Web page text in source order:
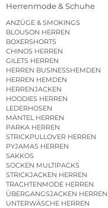
Herrenmode & Schuhe
ANZÜGE & SMOKINGS
BLOUSON HERREN
BOXERSHORTS
CHINOS HERREN
GILETS HERREN
HERREN BUSINESSHEMDEN
HERREN HEMDEN
HERRENJACKEN
HOODIES HERREN
LEDERHOSEN
MÄNTEL HERREN
PARKA HERREN
STRICKPULLOVER HERREN
PYJAMAS HERREN
SAKKOS
SOCKEN MULTIPACKS
STRICKJACKEN HERREN
TRACHTENMODE HERREN
ÜBERGANGSJACKEN HERREN
UNTERWÄSCHE HERREN